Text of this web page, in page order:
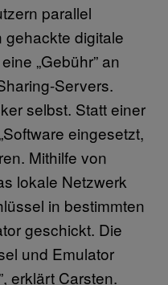
parallel
digitale
„Gebühr” an
Servers.
selbst. Statt einer
eingesetzt,
Mithilfe von
lokale Netzwerk
in bestimmten
geschickt. Die
und Emulator
erklärt Carsten.